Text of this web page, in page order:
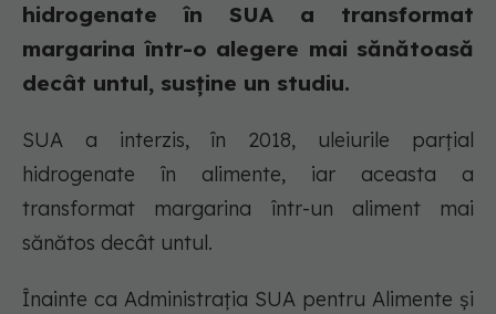
hidrogenate în SUA a transformat
margarina într-o alegere mai sănătoasă
decât untul, susține un studiu.
SUA a interzis, în 2018, uleiurile parțial
hidrogenate în alimente, iar aceasta a
transformat margarina într-un aliment mai
sănătos decât untul.
Înainte ca Administrația SUA pentru Alimente și